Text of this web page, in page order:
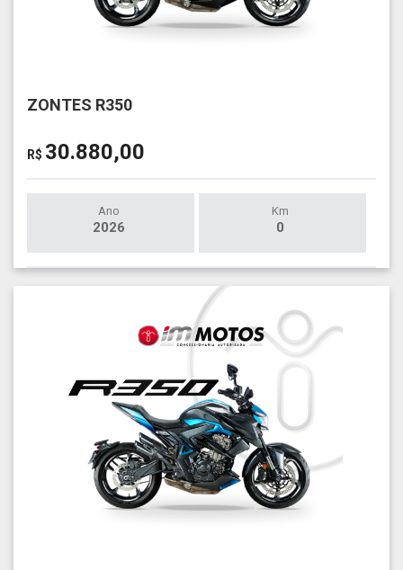
ZONTES R350
R$ 30.880,00
Ano
2026
Km
0